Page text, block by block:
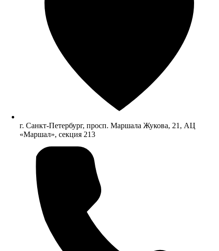
г. Санкт-Петербург, просп. Маршала Жукова, 21, АЦ
«Маршал», секция 213